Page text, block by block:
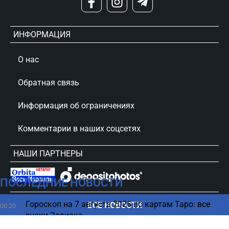
ПОСЛЕДНИЕ НОВОСТИ
00:20
Гороскоп на 7 августа 2026 по картам Таро: все
знаки Зодиака
ВСЕ НОВОСТИ
ИНФОРМАЦИЯ
О нас
Обратная связь
Информация об ограничениях
Комментарии в наших соцсетях
НАШИ ПАРТНЕРЫ
сursorinfo.co.il © Все права защищены